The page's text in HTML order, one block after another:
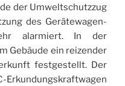
der Umweltschutzzug
des Gerätewagen-
alarmiert. In der
Gebäude ein reizender
festgestellt. Der